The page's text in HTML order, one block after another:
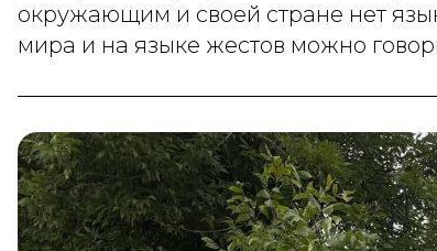
окружающим и своей стране нет
мира и на языке жестов можно